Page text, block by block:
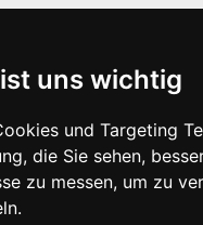
uns wichtig
und Targeting
die Sie sehen,
zu messen, um zu